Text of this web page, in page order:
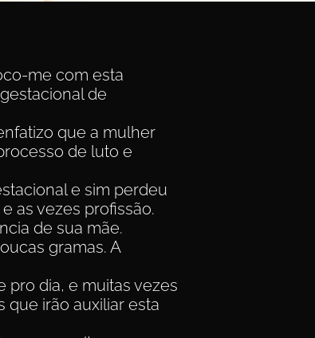
me com esta
de
que a mulher
de luto e
e sim perdeu
as vezes profissão.
de sua mãe.
gramas. A
pro dia, e muitas vezes
que irão auxiliar esta